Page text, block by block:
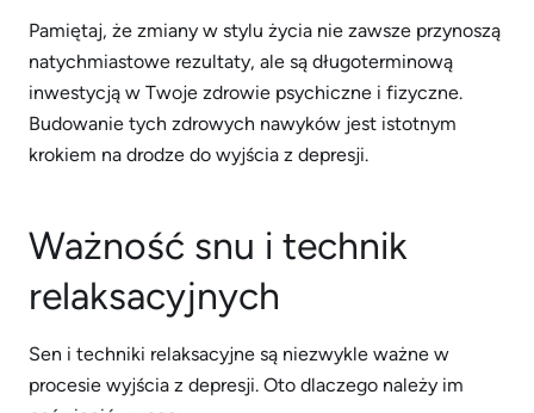
Pamiętaj, że zmiany w stylu życia nie zawsze przynoszą
natychmiastowe rezultaty, ale są długoterminową
inwestycją w Twoje zdrowie psychiczne i fizyczne.
Budowanie tych zdrowych nawyków jest istotnym
krokiem na drodze do wyjścia z depresji.
Ważność snu i technik
relaksacyjnych
Sen i techniki relaksacyjne są niezwykle ważne w
procesie wyjścia z depresji. Oto dlaczego należy im